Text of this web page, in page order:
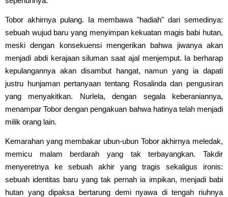
Tobor akhirnya pulang. Ia membawa "hadiah" dari semedinya:
sebuah wujud baru yang menyimpan kekuatan magis babi hutan,
meski dengan konsekuensi mengerikan bahwa jiwanya akan
menjadi abdi kerajaan siluman saat ajal menjemput. Ia berharap
kepulangannya akan disambut hangat, namun yang ia dapati
justru hunjaman pertanyaan tentang Rosalinda dan pengusiran
yang menyakitkan. Nurlela, dengan segala keberaniannya,
menampar Tobor dengan pengakuan bahwa hatinya telah menjadi
milik orang lain.
Kemarahan yang membakar ubun-ubun Tobor akhirnya meledak,
memicu malam berdarah yang tak terbayangkan. Takdir
menyeretnya ke sebuah akhir yang tragis sekaligus ironis:
sebuah identitas baru yang tak pernah ia impikan, menjadi babi
hutan yang dipaksa bertarung demi nyawa di tengah riuhnya